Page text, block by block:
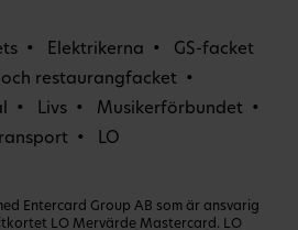
Elektrikerna
GS-facket
restaurangfacket
Livs
Musikerförbundet
LO
Entercard Group AB som är ansvarig
LO Mervärde Mastercard. LO